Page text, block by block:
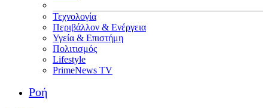
Τεχνολογία
Περιβάλλον & Ενέργεια
Υγεία & Επιστήμη
Πολιτισμός
Lifestyle
PrimeNews TV
Ροή